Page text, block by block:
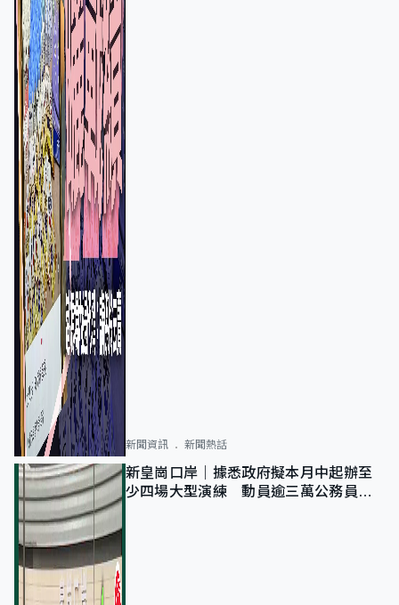
新聞資訊 新聞熱話
新皇崗口岸｜據悉政府擬本月中起辦至
少四場大型演練 動員逾三萬公務員人